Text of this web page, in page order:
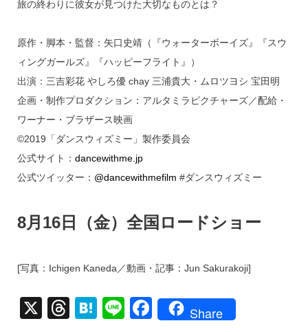
旅の終わりに彼女が見つけた大切なものとは？
原作・脚本・監督：矢口史靖（『ウォーターボーイズ』『スウ
ィングガールズ』『ハッピーフライト』）
出演：三吉彩花 やしろ優 chay 三浦貴大・ムロツヨシ 宝田明
企画・制作プロダクション：アルタミラピクチャーズ／配給・
ワーナー・ブラザース映画
©2019「ダンスウィズミー」製作委員会
公式サイト： dancewithme.jp
公式ツイッター： @dancewithmefilm #ダンスウィズミー
8月16日（金）全国ロードショー
[写真：Ichigen Kaneda／動画・記事：Jun Sakurakoji]
X T H Li F
Share